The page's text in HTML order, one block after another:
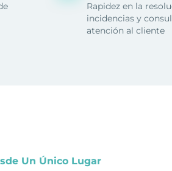
Rapidez en la
incidencias y
atención al cliente
Un Único Lugar